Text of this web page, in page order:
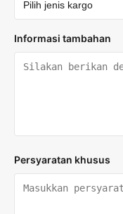
Informasi tambahan
Persyaratan khusus